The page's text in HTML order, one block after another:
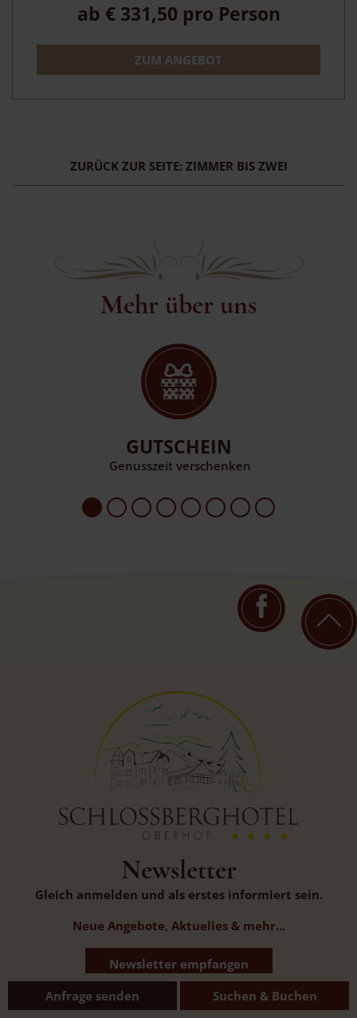
ab € 331,50 pro Person
ZUM ANGEBOT
ZURÜCK ZUR SEITE: ZIMMER BIS ZWEI
Mehr über uns
GUTSCHEIN
Genusszeit verschenken
Newsletter
Gleich anmelden und als erstes informiert sein.
Neue Angebote, Aktuelles & mehr...
Newsletter empfangen
Anfrage senden Suchen & Buchen